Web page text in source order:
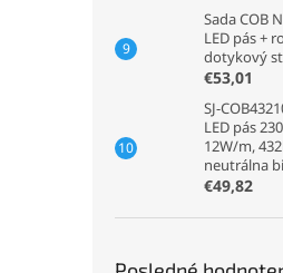
Sada COB
LED pás +
dotykový
€53,01
SJ-
LED pás
12W/m,
neutrálna
€49,82